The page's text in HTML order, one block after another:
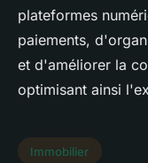
plateformes
paiements,
et d'améliorer la
optimisant ainsi
Immobilier